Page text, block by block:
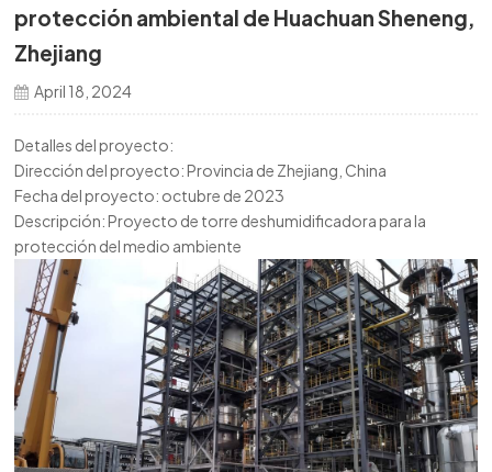
本語
protección ambiental de Huachuan Sheneng,
Zhejiang
April 18, 2024
Detalles del proyecto:
Dirección del proyecto: Provincia de Zhejiang, China
Fecha del proyecto: octubre de 2023
Descripción: Proyecto de torre deshumidificadora para la
protección del medio ambiente